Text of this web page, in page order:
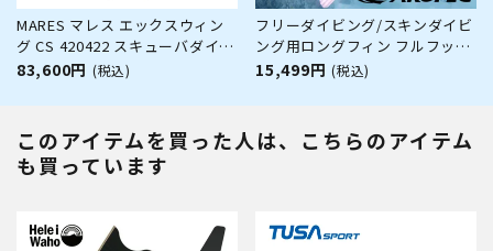
MARES マレス エックスウィン
グ CS 420422 スキューバダイビ
ング 軽器材
83,600円 (税込)
フリーダイビング/スキンダイビ
ング用ロングフィン フルフット
タイプ【FFL Ultra Channel-
ペック)
15,499円 (税込)
このアイテムを買った人は、こちらのアイテム
も買っています